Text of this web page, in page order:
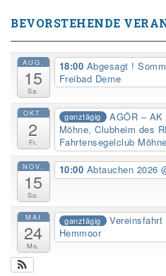
BEVORSTEHENDE
AUG.
15
Sa.
18:00 Abgesagt !
Freibad Derne
OKT.
2
Fr.
ganztägig AGÖR –
Möhne, Clubheim des
Fahrtensegelclub
NOV.
15
So.
10:00 Abtauchen 2026
MAI
24
Mo.
ganztägig
Hemmoor